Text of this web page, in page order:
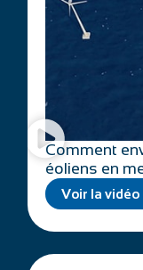
Comment
éoliens en
Voir la vidéo